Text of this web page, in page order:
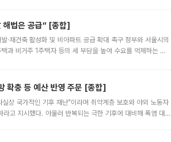
법은 공급” [종합]
·재건축 활성화 및 비아파트 공급 확대 촉구 정부와 서울시의
과 비거주 1주택자 등의 세 부담을 높여 수요를 억제하는 카
확충 등 예산 반영 주문 [종합]
상 국가적인 기후 재난"이라며 취약계층 보호와 야외 노동자
고 지시했다. 아울러 반복되는 극한 기후에 대비해 폭염 대응